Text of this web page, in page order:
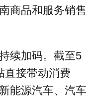
商品和服务销售
续加码。截至5
直接带动消费
能源汽车、汽车